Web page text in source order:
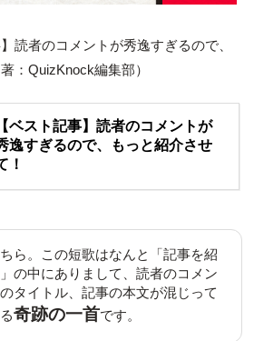
読者のコメントが秀逸すぎるので、
：QuizKnock編集部）
【ベスト記事】読者のコメントが
逸すぎるので、もっと紹介させ
！
ら。この短歌はなんと「記事を紹
の中にありまして、読者のコメン
タイトル、記事の本文が混じって
奇跡の一首です。